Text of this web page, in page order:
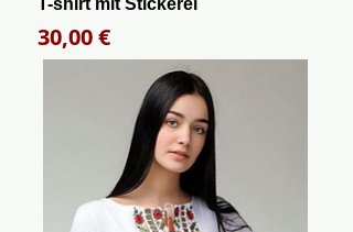
Preis
30,00 €